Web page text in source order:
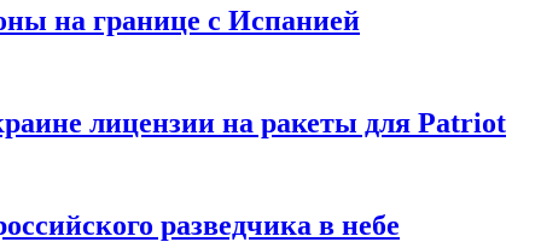
на границе с Испанией
лицензии на ракеты для Patriot
разведчика в небе